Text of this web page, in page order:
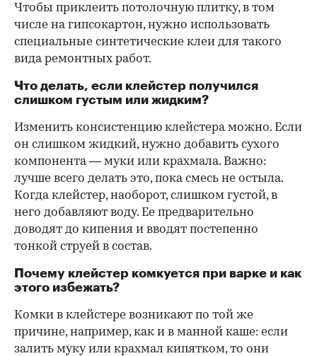
Чтобы приклеить потолочную плитку, в том
числе на гипсокартон, нужно использовать
специальные синтетические клеи для такого
вида ремонтных работ.
Что делать, если клейстер получился
слишком густым или жидким?
Изменить консистенцию клейстера можно. Если
он слишком жидкий, нужно добавить сухого
компонента — муки или крахмала. Важно:
лучше всего делать это, пока смесь не остыла.
Когда клейстер, наоборот, слишком густой, в
него добавляют воду. Ее предварительно
доводят до кипения и вводят постепенно
тонкой струей в состав.
Почему клейстер комкуется при варке и как
этого избежать?
Комки в клейстере возникают по той же
причине, например, как и в манной каше: если
залить муку или крахмал кипятком, то они